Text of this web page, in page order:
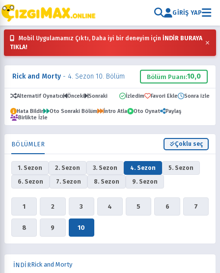
GIRIŞ YAP
Mobil Uygulamamız Çıktı, Daha iyi bir deneyim için İNDİR BURAYA
TIKLA!
×
Rick and Morty - 4. Sezon 10. Bölüm Bölüm Puanı:10,0
Alternatif Oynatıcı Önceki Sonraki İzledim Favori Ekle Sonra izle
Hata Bildir Oto Sonraki Bölüm İntro Atla Oto Oynat
Paylaş
Birlikte İzle
BÖLÜMLER Çoklu seç
1. Sezon 2. Sezon 3. Sezon 4. Sezon
5. Sezon
6. Sezon
7. Sezon 8. Sezon 9. Sezon
1 2 3 4 5 6 7
8 9 10
İNDİRRick and Morty